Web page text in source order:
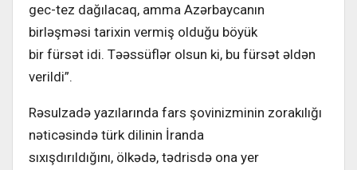
gec-tez dağılacaq, amma Azərbaycanın
birləşməsi tarixin vermiş olduğu böyük
bir fürsət idi. Təəssüflər olsun ki, bu fürsət əldən
verildi”.
Rəsulzadə yazılarında fars şovinizminin zorakılığı
nəticəsində türk dilinin İranda
sıxışdırıldığını, ölkədə, tədrisdə ona yer